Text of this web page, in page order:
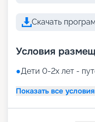
Скачать
Условия
●Дети 0-2х лет -
Показать все условия